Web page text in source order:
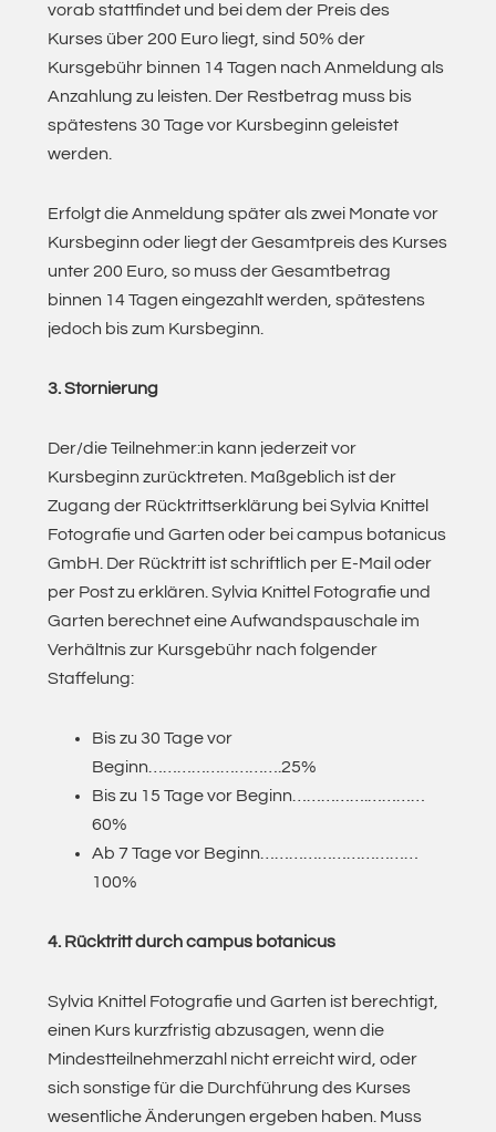
vorab stattfindet und bei dem der Preis des
Kurses über 200 Euro liegt, sind 50% der
Kursgebühr binnen 14 Tagen nach Anmeldung als
Anzahlung zu leisten. Der Restbetrag muss bis
spätestens 30 Tage vor Kursbeginn geleistet
werden.
Erfolgt die Anmeldung später als zwei Monate vor
Kursbeginn oder liegt der Gesamtpreis des Kurses
unter 200 Euro, so muss der Gesamtbetrag
binnen 14 Tagen eingezahlt werden, spätestens
jedoch bis zum Kursbeginn.
3. Stornierung
Der/die Teilnehmer:in kann jederzeit vor
Kursbeginn zurücktreten. Maßgeblich ist der
Zugang der Rücktrittserklärung bei Sylvia Knittel
Fotografie und Garten oder bei campus botanicus
GmbH. Der Rücktritt ist schriftlich per E-Mail oder
per Post zu erklären. Sylvia Knittel Fotografie und
Garten berechnet eine Aufwandspauschale im
Verhältnis zur Kursgebühr nach folgender
Staffelung:
Bis zu 30 Tage vor
Beginn……………………….25%
Bis zu 15 Tage vor Beginn…………….…………
60%
Ab 7 Tage vor Beginn……………………………
100%
4. Rücktritt durch campus botanicus
Sylvia Knittel Fotografie und Garten ist berechtigt,
einen Kurs kurzfristig abzusagen, wenn die
Mindestteilnehmerzahl nicht erreicht wird, oder
sich sonstige für die Durchführung des Kurses
wesentliche Änderungen ergeben haben. Muss